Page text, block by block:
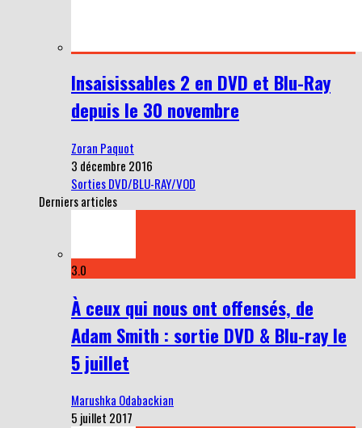
Insaisissables 2 en DVD et Blu-Ray
depuis le 30 novembre
Zoran Paquot
3 décembre 2016
Sorties DVD/BLU-RAY/VOD
Derniers articles
3.0
À ceux qui nous ont offensés, de
Adam Smith : sortie DVD & Blu-ray le
5 juillet
Marushka Odabackian
5 juillet 2017